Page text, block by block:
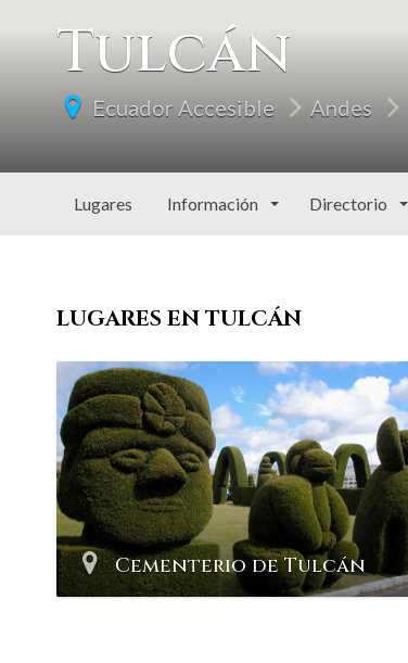
Tulcán
Ecuador Accesible Andes
Lugares Información Directorio
LUGARES EN TULCÁN
Cementerio de Tulcán